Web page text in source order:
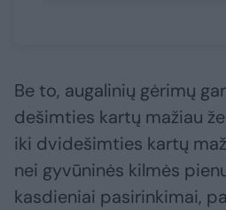
Be to, augalinių gėrimų
dešimties kartų mažiau
iki dvidešimties kartų
nei gyvūninės kilmės
kasdieniai pasirinkimai,